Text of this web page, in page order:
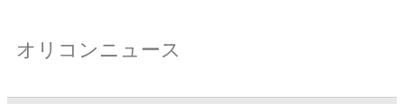
オリコンニュース